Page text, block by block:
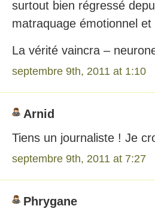
surtout bien régressé
matraquage émotionnel
La vérité vaincra –
septembre 9th, 2011 at 1:10
Arnid
Tiens un journaliste ! Je
septembre 9th, 2011 at 7:27
Phrygane